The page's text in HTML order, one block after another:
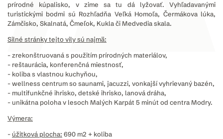
prírodné kúpalisko, v zime sa tu dá lyžovať. Vyhľadavanými
turistickými bodmi sú Rozhľadňa Veľká Homoľa, Čermákova lúka,
Zámčisko, Skalnatá, Čmeľok, Kukla či Medvedia skala.
Silné stránky tejto vily sú najmä:
- zrekonštruovaná s použitím prírodných materiálov,
- reštaurácia, konferenčná miestnosť,
- koliba s vlastnou kuchyňou,
- wellness centrum so saunami, jacuzzi, vonkajší vyhrievaný bazén,
- multifunkčné ihrisko, detské ihrisko, lanová dráha,
- unikátna poloha v lesoch Malých Karpát 5 minút od centra Modry.
Výmera:
- úžitková plocha: 690 m2 + koliba